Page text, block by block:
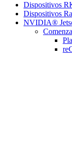
Dispositivos
Dispositivos
NVIDIA®